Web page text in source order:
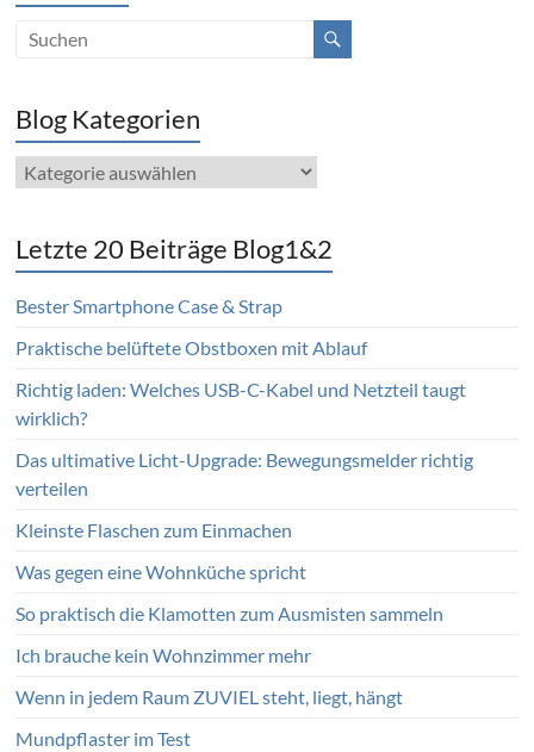
Blog Kategorien
Blog
Kategorien
Letzte 20 Beiträge Blog1&2
Bester Smartphone Case & Strap
Praktische belüftete Obstboxen mit Ablauf
Richtig laden: Welches USB-C-Kabel und Netzteil taugt
wirklich?
Das ultimative Licht-Upgrade: Bewegungsmelder richtig
verteilen
Kleinste Flaschen zum Einmachen
Was gegen eine Wohnküche spricht
So praktisch die Klamotten zum Ausmisten sammeln
Ich brauche kein Wohnzimmer mehr
Wenn in jedem Raum ZUVIEL steht, liegt, hängt
Mundpflaster im Test